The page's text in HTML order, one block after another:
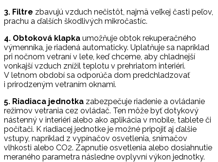
3. Filtre zbavujú vzduch nečistôt, najmä veľkej časti peľov,
prachu a ďalších škodlivých mikročastíc.
4. Obtoková klapka umožňuje obtok rekuperačného
výmenníka, je riadená automaticky. Uplatňuje sa napríklad
pri nočnom vetraní v lete, keď chceme, aby chladnejší
vonkajší vzduch znížil teplotu v prehriatom interiéri.
V letnom období sa odporúča dom predchladzovať
i prirodzeným vetraním oknami.
5. Riadiaca jednotka zabezpečuje riadenie a ovládanie
režimov vetrania cez ovládač. Ten môže byť dotykový
nástenný v interiéri alebo ako aplikácia v mobile, tablete či
počítači. K riadiacej jednotke je možné pripojiť aj ďalšie
vstupy, napríklad z vypínačov osvetlenia, snímačov
vlhkosti alebo CO2. Zapnutie osvetlenia alebo dosiahnutie
meraného parametra následne ovplyvní výkon jednotky.